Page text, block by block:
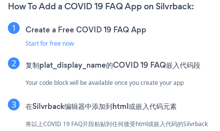
How To Add a COVID 19 FAQ App on Silvrback:
Create a Free COVID 19 FAQ App
Start for free now
复制plat_display_name的COVID 19 FAQ嵌入代码段
Your code block will be available once you create your app
在Silvrback编辑器中添加到html或嵌入代码元素
将以上COVID 19 FAQ片段粘贴到任何接受html或嵌入代码的Silvrback